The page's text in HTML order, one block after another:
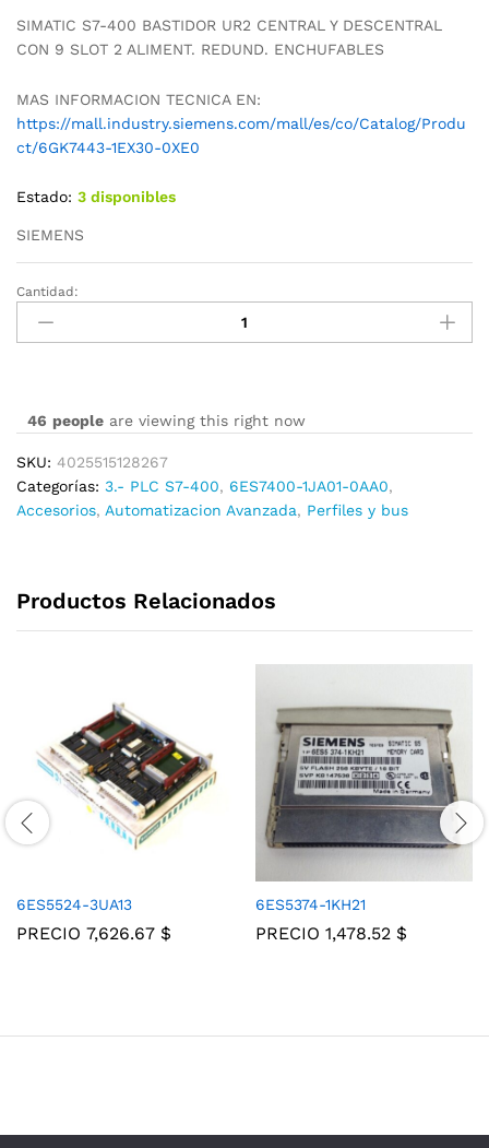
SIMATIC S7-400 BASTIDOR UR2 CENTRAL Y DESCENTRAL
CON 9 SLOT 2 ALIMENT. REDUND. ENCHUFABLES
MAS INFORMACION TECNICA EN:
https://mall.industry.siemens.com/mall/es/co/Catalog/Produ
ct/6GK7443-1EX30-0XE0
Estado: 3 disponibles
SIEMENS
6ES7400-
1JA01-
0AA0
Cantidad:
46 people are viewing this right now
SKU: 4025515128267
Categorías: 3.- PLC S7-400, 6ES7400-1JA01-0AA0,
Accesorios, Automatizacion Avanzada, Perfiles y bus
Productos Relacionados
6ES5524-3UA13
PRECIO 7,626.67 $
6ES5374-1KH21
PRECIO 1,478.52 $